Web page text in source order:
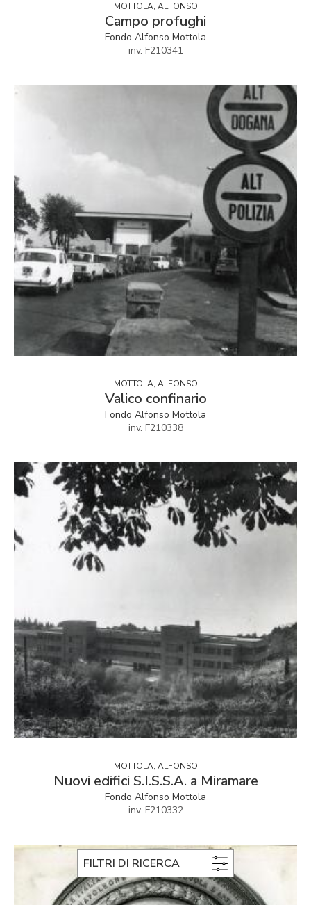
FILTRI DI RICERCA
MOTTOLA, ALFONSO
Campo profughi
Fondo Alfonso Mottola
inv. F210341
MOTTOLA, ALFONSO
Valico confinario
Fondo Alfonso Mottola
inv. F210338
MOTTOLA, ALFONSO
Nuovi edifici S.I.S.S.A. a Miramare
Fondo Alfonso Mottola
inv. F210332